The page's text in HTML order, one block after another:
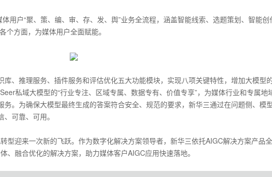
用户“聚、策、编、审、存、发、舆”业务全流程，涵盖智能线索、选题策划、智能创
方面，为媒体用户全面赋能。
、推理服务、插件服务和评估优化五大功能模块，实现八项关键特性，增加大模型
私域大模型的“行业专注、区域专属、数据专有、价值专享”，为媒体行业和专属地
。为确保大模型最终生成的答案符合安全、规范的要求，新华三通过在问题侧、模
可靠、可用。
型迎来一次新的飞跃。作为数字化解决方案领导者，新华三依托AIGC解决方案产品
、融合优化的解决方案，助力媒体客户AIGC应用快速落地。